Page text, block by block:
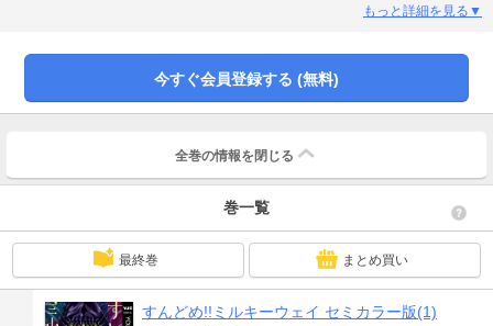
族滅亡を防ぐため、精力満点の義武と“子作り”すること…!! だが任務完遂（ミ
もっと詳細を見る▼
今すぐ会員登録する (無料)
全巻の情報を 閉じる
巻一覧
最終巻 まとめ買い
すんどめ!!ミルキーウェイ セミカラー版(1)